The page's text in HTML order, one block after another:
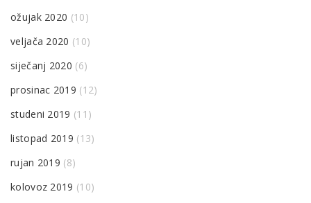
ožujak 2020 (10)
veljača 2020 (10)
siječanj 2020 (6)
prosinac 2019 (12)
studeni 2019 (11)
listopad 2019 (13)
rujan 2019 (8)
kolovoz 2019 (10)